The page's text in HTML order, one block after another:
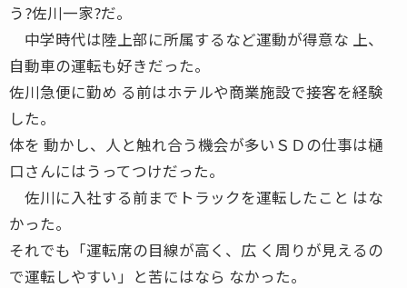
う?佐川一家?だ。
中学時代は陸上部に所属するなど運動が得意な 上、
自動車の運転も好きだった。
佐川急便に勤め る前はホテルや商業施設で接客を経験
した。
体を 動かし、人と触れ合う機会が多いＳＤの仕事は樋
口さんにはうってつけだった。
佐川に入社する前までトラックを運転したこと はな
かった。
それでも「運転席の目線が高く、広 く周りが見えるの
で運転しやすい」と苦にはなら なかった。